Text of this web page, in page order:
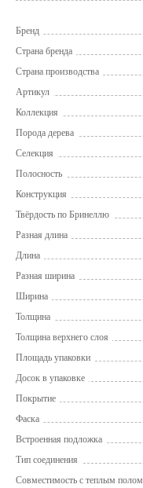
Бренд
Страна бренда
Страна производства
Артикул
Коллекция
Порода дерева
Селекция
Полосность
Конструкция
Твёрдость по Бринеллю
Разная длина
Длина
Разная ширина
Ширина
Толщина
Толщина верхнего слоя
Площадь упаковки
Досок в упаковке
Покрытие
Фаска
Встроенная подложка
Тип соединения
Совместимость с теплым полом